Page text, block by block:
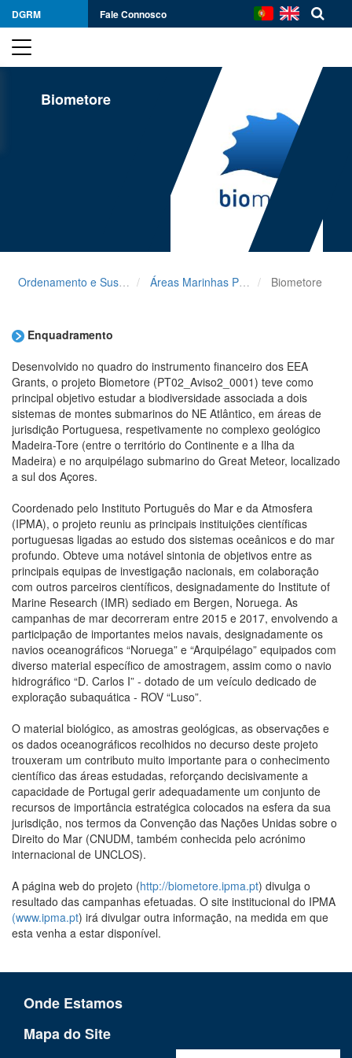
DGRM Fale Connosco
Biometore
Ordenamento e Sustentabilidade Áreas Marinhas Protegidas Biometore
Enquadramento
Desenvolvido no quadro do instrumento financeiro dos EEA
Grants, o projeto Biometore (PT02_Aviso2_0001) teve como
principal objetivo estudar a biodiversidade associada a dois
sistemas de montes submarinos do NE Atlântico, em áreas de
jurisdição Portuguesa, respetivamente no complexo geológico
Madeira-Tore (entre o território do Continente e a Ilha da
Madeira) e no arquipélago submarino do Great Meteor, localizado
a sul dos Açores.
Coordenado pelo Instituto Português do Mar e da Atmosfera
(IPMA), o projeto reuniu as principais instituições científicas
portuguesas ligadas ao estudo dos sistemas oceânicos e do mar
profundo. Obteve uma notável sintonia de objetivos entre as
principais equipas de investigação nacionais, em colaboração
com outros parceiros científicos, designadamente do Institute of
Marine Research (IMR) sediado em Bergen, Noruega. As
campanhas de mar decorreram entre 2015 e 2017, envolvendo a
participação de importantes meios navais, designadamente os
navios oceanográficos “Noruega” e “Arquipélago” equipados com
diverso material específico de amostragem, assim como o navio
hidrográfico “D. Carlos I” - dotado de um veículo dedicado de
exploração subaquática - ROV “Luso”.
O material biológico, as amostras geológicas, as observações e
os dados oceanográficos recolhidos no decurso deste projeto
trouxeram um contributo muito importante para o conhecimento
científico das áreas estudadas, reforçando decisivamente a
capacidade de Portugal gerir adequadamente um conjunto de
recursos de importância estratégica colocados na esfera da sua
jurisdição, nos termos da Convenção das Nações Unidas sobre o
Direito do Mar (CNUDM, também conhecida pelo acrónimo
internacional de UNCLOS).
A página web do projeto (http://biometore.ipma.pt) divulga o
resultado das campanhas efetuadas. O site institucional do IPMA
(www.ipma.pt) irá divulgar outra informação, na medida em que
esta venha a estar disponível.
Onde Estamos
Mapa do Site